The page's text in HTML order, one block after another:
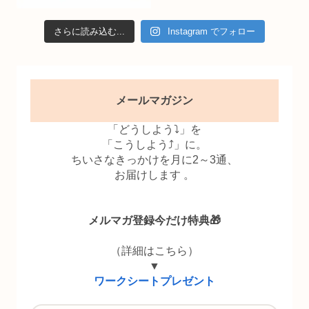
さらに読み込む... Instagram でフォロー
メールマガジン
「どうしよう⤵」を
「こうしよう⤴」に。
ちいさなきっかけを月に2～3通、
お届けします 。
メルマガ登録今だけ特典🎁
（詳細はこちら）
▼
ワークシートプレゼント